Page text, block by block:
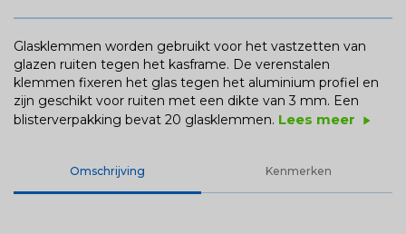
Glasklemmen worden gebruikt voor het vastzetten van
glazen ruiten tegen het kasframe. De verenstalen
klemmen fixeren het glas tegen het aluminium profiel en
zijn geschikt voor ruiten met een dikte van 3 mm. Een
blisterverpakking bevat 20 glasklemmen. Lees meer play_arrow
Omschrijving Kenmerken